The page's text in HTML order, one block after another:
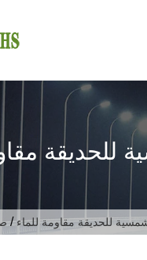
للحديقة
/للحديقة مقاومة للماء